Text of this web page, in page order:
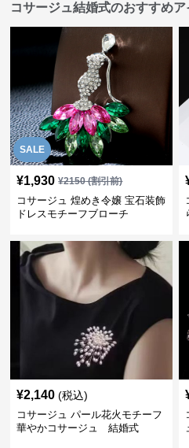
コサージュ結婚式のおすすめア
SALE
¥1,930 ¥2150(割引前)
コサージュ 煌めき令嬢 宝石装飾
ドレスモチーフブローチ
¥2,140 (税込)
コサージュ パール花火モチーフ
華やかコサージュ 結婚式